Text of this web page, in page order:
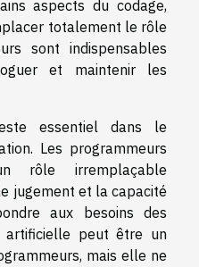
aspects du codage,
totalement le rôle
sont indispensables
et maintenir les
essentiel dans le
Les programmeurs
rôle irremplaçable
jugement et la capacité
aux besoins des
artificielle peut être un
mais elle ne